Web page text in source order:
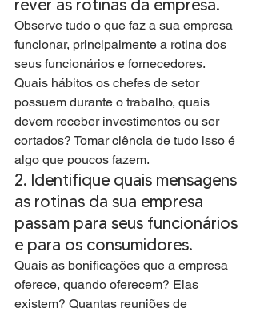
rever as rotinas da empresa.
Observe tudo o que faz a sua empresa
funcionar, principalmente a rotina dos
seus funcionários e fornecedores.
Quais hábitos os chefes de setor
possuem durante o trabalho, quais
devem receber investimentos ou ser
cortados? Tomar ciência de tudo isso é
algo que poucos fazem.
2. Identifique quais mensagens
as rotinas da sua empresa
passam para seus funcionários
e para os consumidores.
Quais as bonificações que a empresa
oferece, quando oferecem? Elas
existem? Quantas reuniões de